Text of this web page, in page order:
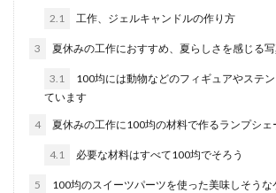
魚の下処理はスーパー
を利用！便利サービス
が出来ない！料理初心者で魚
い・・・。こ...
2.1 工作、ジェルキャンドルの作り方
3 夏休みの工作におすすめ、夏らしさを感じる
3.1
100均には動物などのフィギュアやステ
ています
4 夏休みの工作に100均の材料で作るランプシェ
4.1 必要な材料はすべて100均でそろう
5 100均のスイーツパーツを使った美味しそうな